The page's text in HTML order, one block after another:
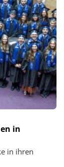
in
in ihren